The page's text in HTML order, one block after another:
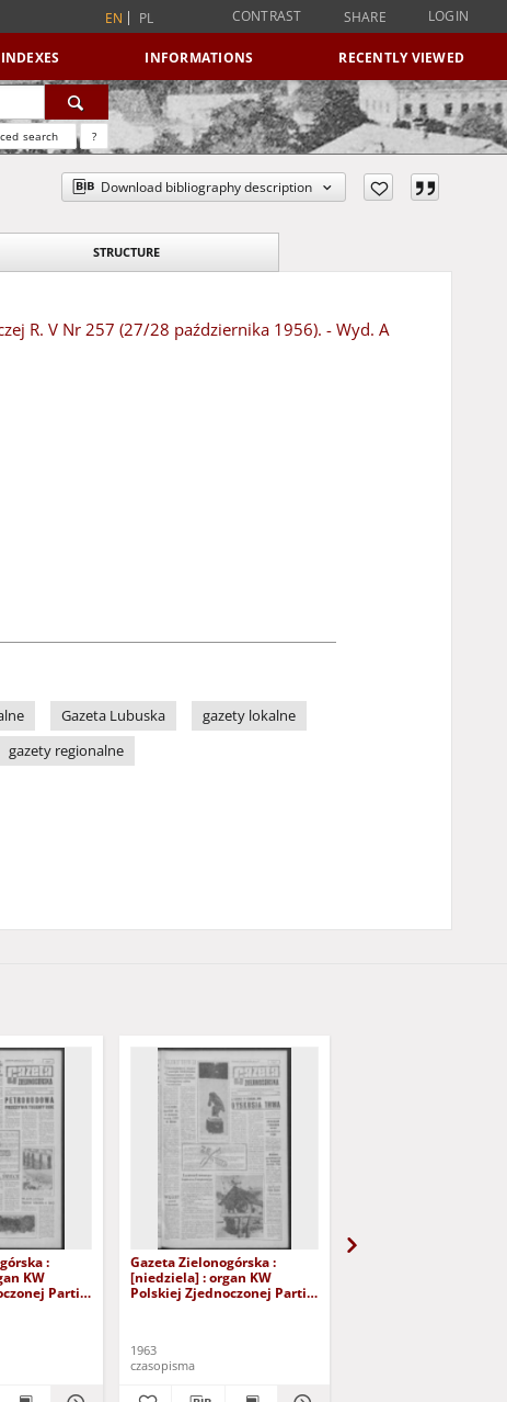
EN PL CONTRAST SHARE LOGIN
INDEXES INFORMATIONS RECENTLY VIEWED
search ?
Download bibliography description
STRUCTURE
R. V Nr 257 (27/28 października 1956). - Wyd. A
Gazeta Lubuska
gazety lokalne
gazety regionalne
:
KW
Partii
Gazeta Zielonogórska :
[niedziela] : organ KW
Polskiej Zjednoczonej Partii
1963
czasopisma